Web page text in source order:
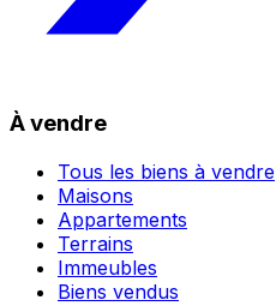
À vendre
Tous les biens à vendre
Maisons
Appartements
Terrains
Immeubles
Biens vendus